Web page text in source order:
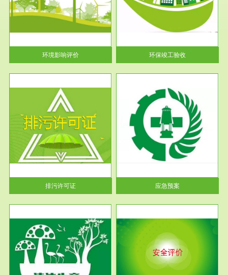
环境影响评价
环保竣工验收
根据《建设项目环境保护管理条
例》第十七条 编制环境影响报
告书、...
环保竣工验收
排污许可证
服务范围
应急预案
根据《中华人民共和国环境保护
法》第十九条 企业事业单位应
当按照...
应急预案
服务范围
安全评价